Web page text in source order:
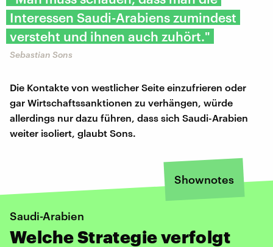
Interessen Saudi-Arabiens zumindest
versteht und ihnen auch zuhört."
Sebastian Sons
Die Kontakte von westlicher Seite einzufrieren oder
gar Wirtschaftssanktionen zu verhängen, würde
allerdings nur dazu führen, dass sich Saudi-Arabien
weiter isoliert, glaubt Sons.
Shownotes
Saudi-Arabien
Welche Strategie verfolgt